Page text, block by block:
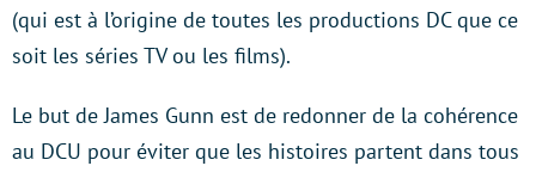
(qui est à l’origine de toutes les productions DC que ce
soit les séries TV ou les films).
Le but de James Gunn est de redonner de la cohérence
au DCU pour éviter que les histoires partent dans tous